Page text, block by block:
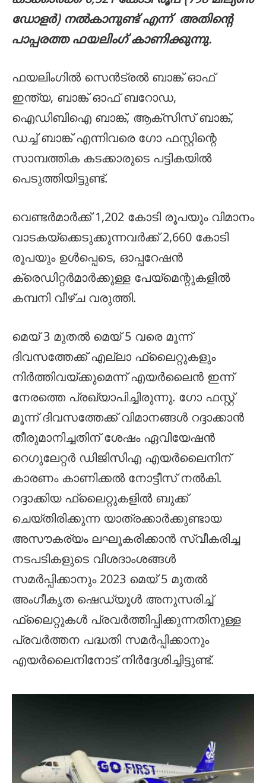
ഡോളർ) നൽകാനുണ്ട് എന്ന് അതിന്റെ
പാപ്പരത്ത ഫയലിംഗ് കാണിക്കുന്നു.
ഫയലിംഗിൽ സെൻട്രൽ ബാങ്ക് ഓഫ്
ഇന്ത്യ, ബാങ്ക് ഓഫ് ബറോഡ,
ഐഡിബിഐ ബാങ്ക്, ആക്സിസ് ബാങ്ക്,
ഡച്ച് ബാങ്ക് എന്നിവരെ ഗോ ഫസ്റ്റിന്റെ
സാമ്പത്തിക കടക്കാരുടെ പട്ടികയിൽ
പെടുത്തിയിട്ടുണ്ട്.
വെണ്ടർമാർക്ക് 1,202 കോടി രൂപയും വിമാനം
വാടകയ്‌ക്കെടുക്കുന്നവർക്ക് 2,660 കോടി
രൂപയും ഉൾപ്പെടെ, ഓപ്പറേഷൻ
ക്രെഡിറ്റർമാർക്കുള്ള പേയ്‌മെന്റുകളിൽ
കമ്പനി വീഴ്ച വരുത്തി.
മെയ് 3 മുതൽ മെയ് 5 വരെ മൂന്ന്
ദിവസത്തേക്ക് എല്ലാ ഫ്ലൈറ്റുകളും
നിർത്തിവയ്ക്കുമെന്ന് എയർലൈൻ ഇന്ന്
നേരത്തെ പ്രഖ്യാപിച്ചിരുന്നു. ഗോ ഫസ്റ്റ്
മൂന്ന് ദിവസത്തേക്ക് വിമാനങ്ങൾ റദ്ദാക്കാൻ
തീരുമാനിച്ചതിന് ശേഷം ഏവിയേഷൻ
റെഗുലേറ്റർ ഡിജിസിഎ എയർലൈനിന്
കാരണം കാണിക്കൽ നോട്ടീസ് നൽകി.
റദ്ദാക്കിയ ഫ്ലൈറ്റുകളിൽ ബുക്ക്
ചെയ്തിരിക്കുന്ന യാത്രക്കാർക്കുണ്ടായ
അസൗകര്യം ലഘൂകരിക്കാൻ സ്വീകരിച്ച
നടപടികളുടെ വിശദാംശങ്ങൾ
സമർപ്പിക്കാനും 2023 മെയ് 5 മുതൽ
അംഗീകൃത ഷെഡ്യൂൾ അനുസരിച്ച്
ഫ്ലൈറ്റുകൾ പ്രവർത്തിപ്പിക്കുന്നതിനുള്ള
പ്രവർത്തന പദ്ധതി സമർപ്പിക്കാനും
എയർലൈനിനോട് നിർദ്ദേശിച്ചിട്ടുണ്ട്.